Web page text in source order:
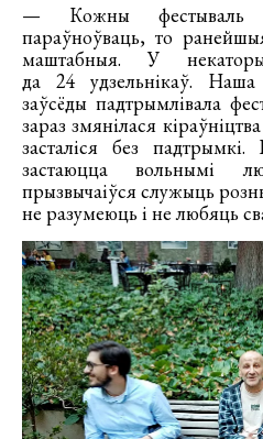
— Кожны фестываль
параўноўваць, то
маштабныя. У
да 24 удзельнікаў. Наша
заўсёды падтрымлівала
зараз змянілася
засталіся без
застаюцца вольнымі
прызвычаіўся служыць
не разумеюць і не любяць